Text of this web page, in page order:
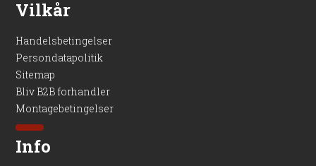
Vilkår
Handelsbetingelser
Persondatapolitik
Sitemap
Bliv B2B forhandler
Montagebetingelser
Info